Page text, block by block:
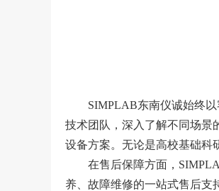
SIMPLAB东南仪诚始终
技术团队，深入了解不同场景
设备方案。无论是高校基础科
在售后保障方面，
养、故障维修的一站式售后支